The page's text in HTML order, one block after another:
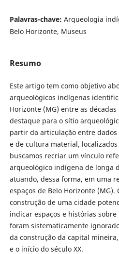
Palavras-chave: Arqueologia
Belo Horizonte, Museus
Resumo
Este artigo tem como objetivo
arqueológicos indígenas
Horizonte (MG) entre as décadas
destaque para o sítio
partir da articulação entre
e de cultura material,
buscamos recriar um vínculo
arqueológico indígena de longa
atuando, dessa forma, em uma
espaços de Belo Horizonte (MG).
construção de uma cidade
indicar espaços e histórias
foram sistematicamente
da construção da capital
e o início do século XX.